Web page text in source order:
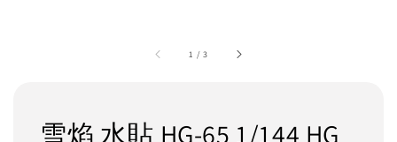
1 /3
雪焰 水貼 HG-65 1/144 HG